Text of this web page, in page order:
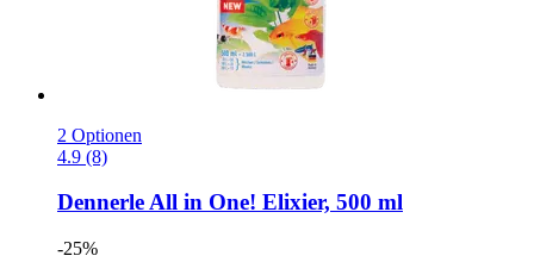
2 Optionen
4.9 (8)
DennerleAll in One! Elixier, 500 ml
-25%